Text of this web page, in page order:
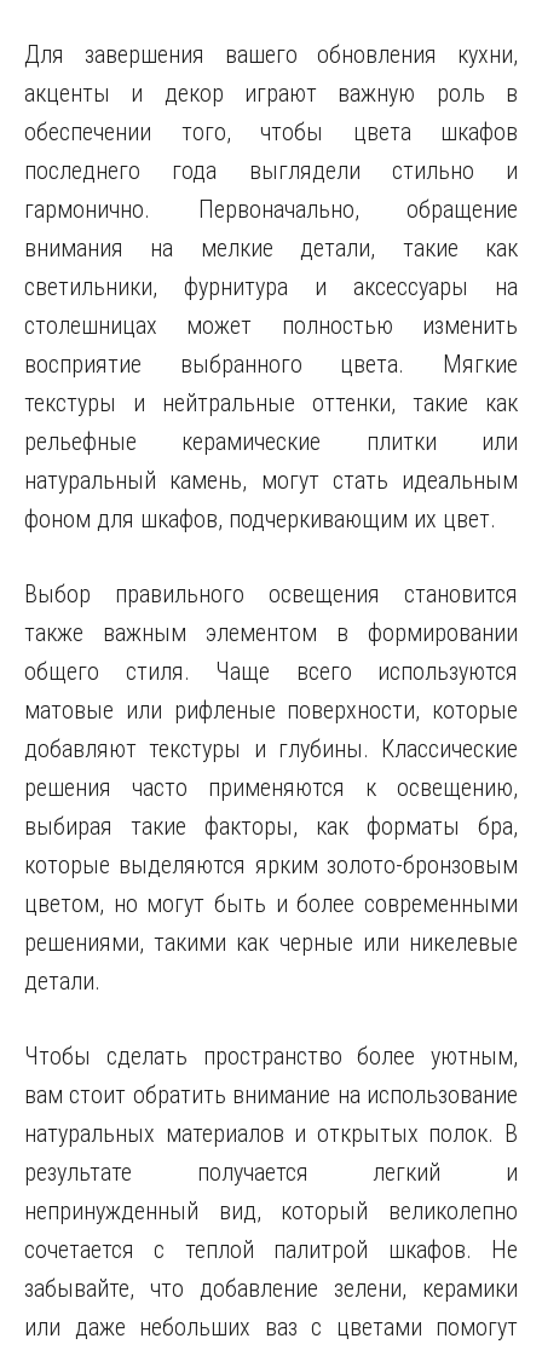
Для завершения вашего обновления кухни,
акценты и декор играют важную роль в
обеспечении того, чтобы цвета шкафов
последнего года выглядели стильно и
гармонично. Первоначально, обращение
внимания на мелкие детали, такие как
светильники, фурнитура и аксессуары на
столешницах может полностью изменить
восприятие выбранного цвета. Мягкие
текстуры и нейтральные оттенки, такие как
рельефные керамические плитки или
натуральный камень, могут стать идеальным
фоном для шкафов, подчеркивающим их цвет.
Выбор правильного освещения становится
также важным элементом в формировании
общего стиля. Чаще всего используются
матовые или рифленые поверхности, которые
добавляют текстуры и глубины. Классические
решения часто применяются к освещению,
выбирая такие факторы, как форматы бра,
которые выделяются ярким золото-бронзовым
цветом, но могут быть и более современными
решениями, такими как черные или никелевые
детали.
Чтобы сделать пространство более уютным,
вам стоит обратить внимание на использование
натуральных материалов и открытых полок. В
результате получается легкий и
непринужденный вид, который великолепно
сочетается с теплой палитрой шкафов. Не
забывайте, что добавление зелени, керамики
или даже небольших ваз с цветами помогут